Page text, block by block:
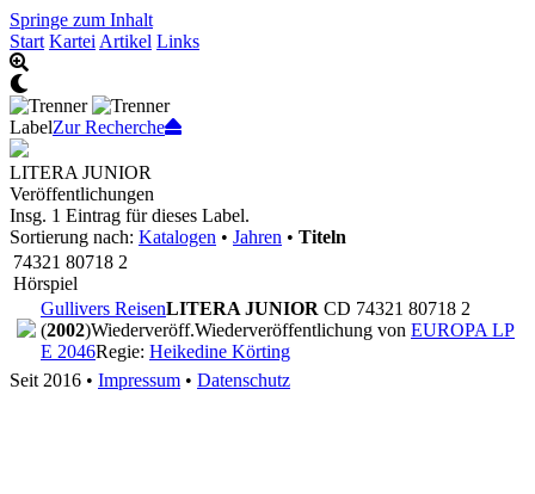
Springe zum Inhalt
Start Kartei Artikel Links
LabelZur Recherche
LITERA JUNIOR
Veröffentlichungen
Insg. 1 Eintrag für dieses Label.
Sortierung nach: Katalogen • Jahren • Titeln
74321 80718 2
Hörspiel
Gullivers ReisenLITERA JUNIOR CD 74321 80718 2
(2002)Wiederveröff.Wiederveröffentlichung von EUROPA LP
E 2046Regie: Heikedine Körting
Seit 2016 • Impressum • Datenschutz